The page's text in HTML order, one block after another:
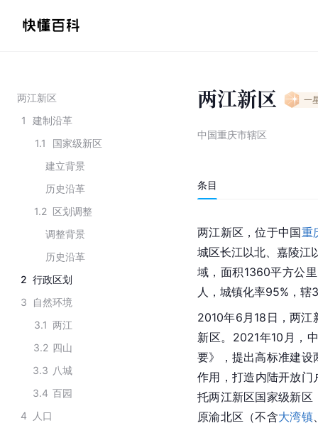
两江新区
1
建制沿革
1.1
国家级新区
建立背景
历史沿革
1.2 区划调整
调整背景
历史沿革
2 行政区划
3
自然环境
3.1 两江
3.2 四山
3.3 八城
3.4 百园
4
人口
两江新区 一
中国重庆市辖区
条目
两江新区，位于中国重
城区长江以北、嘉陵江
域，面积1360平方公
人，城镇化率95%，辖
2010年6月18日，两江
新区。2021年10月，
要》，提出高标准建设
作用，打造内陆开放
托两江新区国家级新区
原渝北区（不含大湾镇